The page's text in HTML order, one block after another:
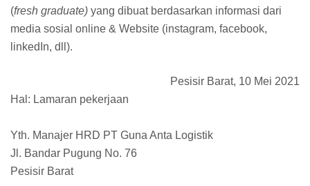
(fresh graduate) yang dibuat berdasarkan informasi dari
media sosial online & Website (instagram, facebook,
linkedIn, dll).
Pesisir Barat, 10 Mei 2021
Hal: Lamaran pekerjaan
Yth. Manajer HRD PT Guna Anta Logistik
Jl. Bandar Pugung No. 76
Pesisir Barat